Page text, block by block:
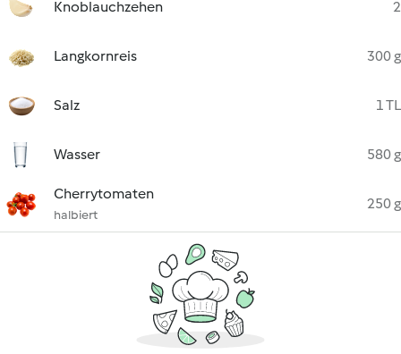
Knoblauchzehen 2
Langkornreis 300 g
Salz 1 TL
Wasser 580 g
Cherrytomaten
halbiert
250 g